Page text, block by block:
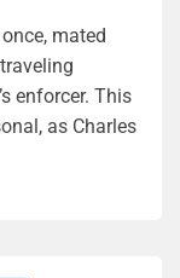
mated
enforcer. This
as Charles